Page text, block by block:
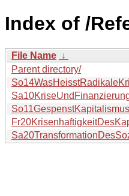
Index of /
File Name ↓
Parent directory/